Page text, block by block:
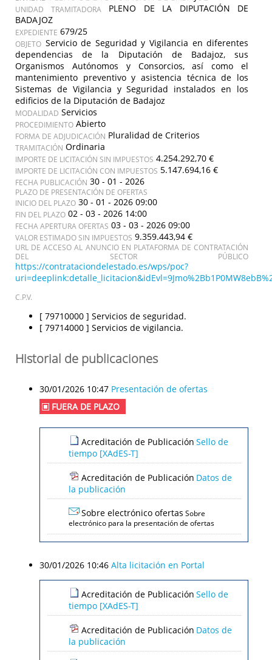
UNIDAD TRAMITADORA
PLENO DE LA DIPUTACIÓN DE
BADAJOZ
EXPEDIENTE 679/25
OBJETO Servicio de Seguridad y Vigilancia en diferentes
dependencias de la Diputación de Badajoz, sus
Organismos Autónomos y Consorcios, así como el
mantenimiento preventivo y asistencia técnica de los
Sistemas de Vigilancia y Seguridad instalados en los
edificios de la Diputación de Badajoz
MODALIDAD Servicios
PROCEDIMIENTO Abierto
FORMA DE ADJUDICACIÓN Pluralidad de Criterios
TRAMITACIÓN Ordinaria
IMPORTE DE LICITACIÓN SIN IMPUESTOS 4.254.292,70 €
IMPORTE DE LICITACIÓN CON IMPUESTOS 5.147.694,16 €
FECHA PUBLICACIÓN 30 - 01 - 2026
PLAZO DE PRESENTACIÓN DE OFERTAS
INICIO DEL PLAZO 30 - 01 - 2026 09:00
FIN DEL PLAZO 02 - 03 - 2026 14:00
FECHA APERTURA OFERTAS 03 - 03 - 2026 09:00
VALOR ESTIMADO SIN IMPUESTOS 9.359.443,94 €
URL DE ACCESO AL ANUNCIO EN PLATAFORMA DE CONTRATACIÓN
DEL SECTOR PÚBLICO
https://contrataciondelestado.es/wps/poc?
C.P.V.
[ 79710000 ] Servicios de seguridad.
[ 79714000 ] Servicios de vigilancia.
Historial de publicaciones
30/01/2026 10:47 Presentación de ofertas
FUERA DE PLAZO
Acreditación de Publicación Sello de
tiempo [XAdES-T]
Acreditación de Publicación Datos de
la publicación
Sobre electrónico ofertas Sobre
electrónico para la presentación de ofertas
30/01/2026 10:46 Alta licitación en Portal
Acreditación de Publicación Sello de
tiempo [XAdES-T]
Acreditación de Publicación Datos de
la publicación